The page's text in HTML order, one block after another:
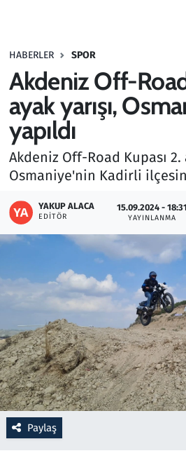
HABERLER SPOR
Akdeniz Off-
ayak yarışı,
yapıldı
Akdeniz Off-Road Kupası 2.
Osmaniye'nin Kadirli
YAKUP ALACA
EDITÖR
15.09.2024 - 18:31
YAYINLANMA
Paylaş
Haber
Kültür Sanat
Kurumsal Haberler
Lezzet Durağı
Memur ve Kamu
Otomobil
Oyun
Ramazan
Resmi İlanlar
Rüya Tabirleri
Sağlık